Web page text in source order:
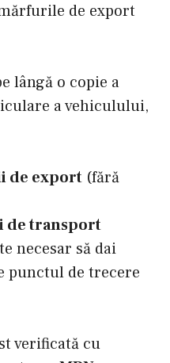
de export
lângă o copie a
a vehiculului,
de export (fără
de transport
necesar să dai
punctul de trecere
verificată cu